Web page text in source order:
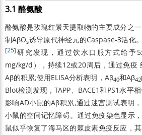
3.1 酪氨酸
酪氨酸是玫瑰红景天提取物的主要成分之
制AβOs诱导原代神经元的Caspase-3活化
[25] 研究发现，通过饮水口服方式给予
mg/kg/d），持续12或20周后，通过免疫
Aβ的积累;使用ELISA分析表明，Aβ40和Aβ42
Blot检测发现，TAPP、BACE1和PS1水平
影响AD小鼠的Aβ积累;通过迷宫测试表明
小鼠的空间记忆障碍。通过免疫染色显示
鼠似乎恢复了海马区的棘皮素免疫反应，